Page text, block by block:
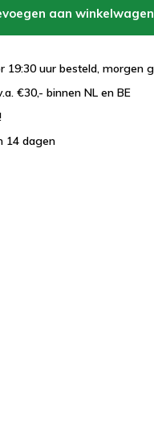
aan winkelwagen
19:30 uur besteld, morgen
€30,- binnen NL en BE
14 dagen